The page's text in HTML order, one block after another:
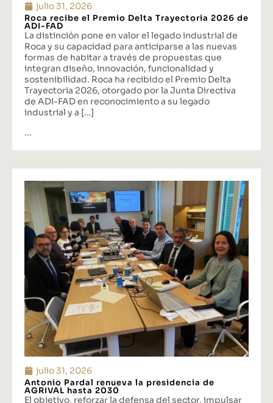
julio 31, 2026
Roca recibe el Premio Delta Trayectoria 2026 de
ADI-FAD
La distinción pone en valor el legado industrial de
Roca y su capacidad para anticiparse a las nuevas
formas de habitar a través de propuestas que
integran diseño, innovación, funcionalidad y
sostenibilidad. Roca ha recibido el Premio Delta
Trayectoria 2026, otorgado por la Junta Directiva
de ADI-FAD en reconocimiento a su legado
industrial y a […]
...
julio 31, 2026
Antonio Pardal renueva la presidencia de
AGRIVAL hasta 2030
El objetivo, reforzar la defensa del sector, impulsar